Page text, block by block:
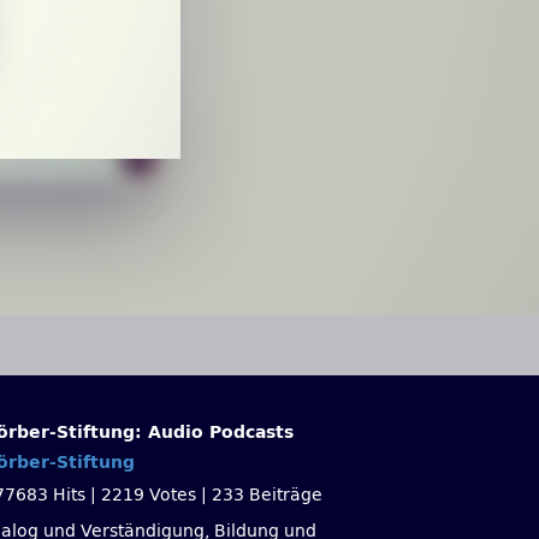
Stiftung: Audio Podcasts
Stiftung
Hits
2219 Votes
233 Beiträge
und Verständigung, Bildung und